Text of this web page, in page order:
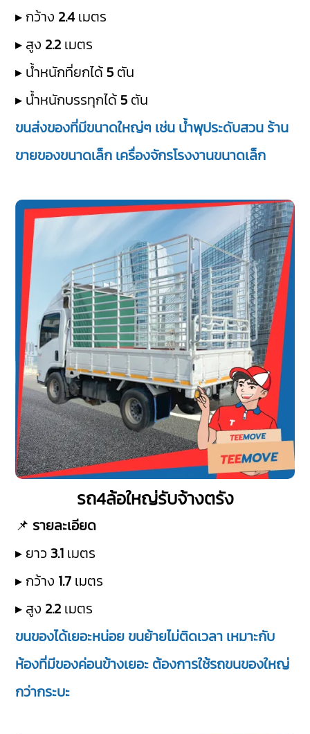
▸ กว้าง 2.4 เมตร
▸ สูง 2.2 เมตร
▸ น้ำหนักที่ยกได้ 5 ตัน
▸ น้ำหนักบรรทุกได้ 5 ตัน
ขนส่งของที่มีขนาดใหญ่ๆ เช่น น้ำพุประดับสวน ร้าน
ขายของขนาดเล็ก เครื่องจักรโรงงานขนาดเล็ก
รถ4ล้อใหญ่รับจ้างตรัง
📌 รายละเอียด
▸ ยาว 3.1 เมตร
▸ กว้าง 1.7 เมตร
▸ สูง 2.2 เมตร
ขนของได้เยอะหน่อย ขนย้ายไม่ติดเวลา เหมาะกับ
ห้องที่มีของค่อนข้างเยอะ ต้องการใช้รถขนของใหญ่
กว่ากระบะ